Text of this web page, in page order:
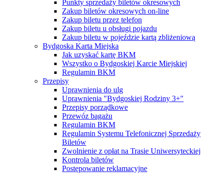
Punkty sprzedaży biletów okresowych
Zakup biletów okresowych on-line
Zakup biletu przez telefon
Zakup biletu u obsługi pojazdu
Zakup biletu w pojeździe kartą zbliżeniową
Bydgoska Karta Miejska
Jak uzyskać kartę BKM
Wszystko o Bydgoskiej Karcie Miejskiej
Regulamin BKM
Przepisy
Uprawnienia do ulg
Uprawnienia "Bydgoskiej Rodziny 3+"
Przepisy porządkowe
Przewóz bagażu
Regulamin BKM
Regulamin Systemu Telefonicznej Sprzedaży
Biletów
Zwolnienie z opłat na Trasie Uniwersyteckiej
Kontrola biletów
Postępowanie reklamacyjne